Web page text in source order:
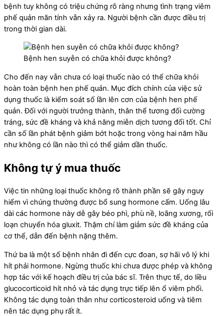
bệnh tuy không có triệu chứng rõ ràng nhưng tình trạng viêm
phế quản mãn tính vẫn xảy ra. Người bệnh cần được điều trị
trong thời gian dài.
Bệnh hen suyễn có chữa khỏi được không?
Cho đến nay vẫn chưa có loại thuốc nào có thể chữa khỏi
hoàn toàn bệnh hen phế quản. Mục đích chính của việc sử
dụng thuốc là kiểm soát số lần lên cơn của bệnh hen phế
quản. Đối với người trưởng thành, thân thể tương đối cường
tráng, sức đề kháng và khả năng miễn dịch tương đối tốt. Chỉ
cần số lần phát bệnh giảm bớt hoặc trong vòng hai năm hầu
như không có lần nào thì có thể giảm dần thuốc.
Không tự ý mua thuốc
Việc tin những loại thuốc không rõ thành phần sẽ gây nguy
hiểm vì chúng thường được bổ sung hormone cấm. Uống lâu
dài các hormone này dễ gây béo phì, phù nề, loãng xương, rối
loạn chuyển hóa gluxit. Thậm chí làm giảm sức đề kháng của
cơ thể, dẫn đến bệnh nặng thêm.
Thứ ba là một số bệnh nhân đi đến cực đoan, sợ hãi vô lý khi
hít phải hormone. Ngừng thuốc khi chưa được phép và không
hợp tác với kế hoạch điều trị của bác sĩ. Trên thực tế, do liều
glucocorticoid hít nhỏ và tác dụng trực tiếp lên ổ viêm phổi.
Không tác dụng toàn thân như corticosteroid uống và tiêm
nên tác dụng phụ rất ít.